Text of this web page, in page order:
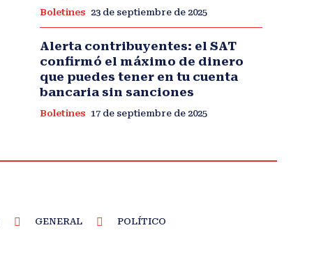
Boletines 23 de septiembre de 2025
Alerta contribuyentes: el SAT
confirmó el máximo de dinero
que puedes tener en tu cuenta
bancaria sin sanciones
Boletines 17 de septiembre de 2025
GENERAL POLÍTICO